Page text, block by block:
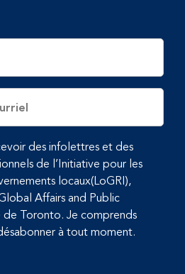
des infolettres et des
de l’Initiative pour les
locaux(LoGRI),
Affairs and Public
de Toronto. Je comprends
à tout moment.